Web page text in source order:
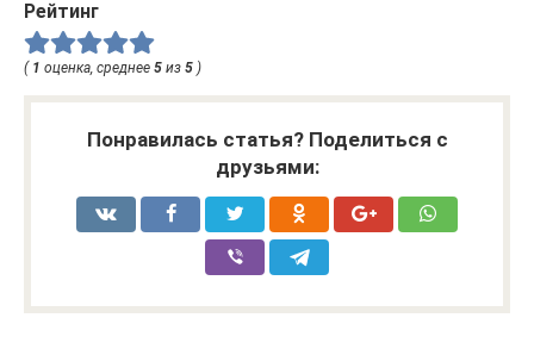
Рейтинг
( 1 оценка, среднее 5 из 5 )
Понравилась статья? Поделиться с
друзьями: